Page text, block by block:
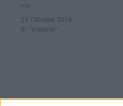
via
23 Ottobre 2016
In "Imperia"